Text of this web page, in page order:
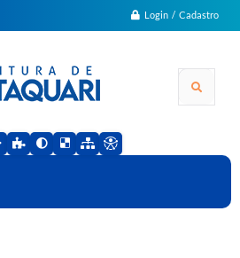
Login / Cadastro